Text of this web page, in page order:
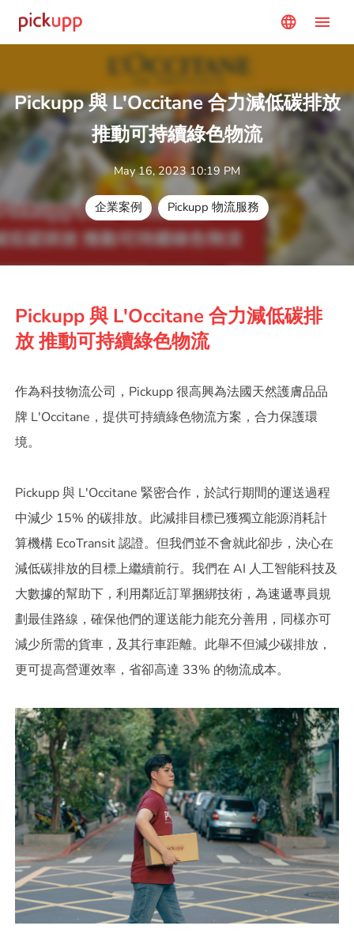
language menu
Pickupp 與 L'Occitane 合力減低碳排放
推動可持續綠色物流
May 16, 2023 10:19 PM
企業案例 Pickupp 物流服務
Pickupp 與 L'Occitane 合力減低碳排
放 推動可持續綠色物流
作為科技物流公司，Pickupp 很高興為法國天然護膚品品
牌 L'Occitane，提供可持續綠色物流方案，合力保護環
境。
Pickupp 與 L'Occitane 緊密合作，於試行期間的運送過程
中減少 15% 的碳排放。此減排目標已獲獨立能源消耗計
算機構 EcoTransit 認證。但我們並不會就此卻步，決心在
減低碳排放的目標上繼續前行。我們在 AI 人工智能科技及
大數據的幫助下，利用鄰近訂單捆綁技術，為速遞專員規
劃最佳路線，確保他們的運送能力能充分善用，同樣亦可
減少所需的貨車，及其行車距離。此舉不但減少碳排放，
更可提高營運效率，省卻高達 33% 的物流成本。